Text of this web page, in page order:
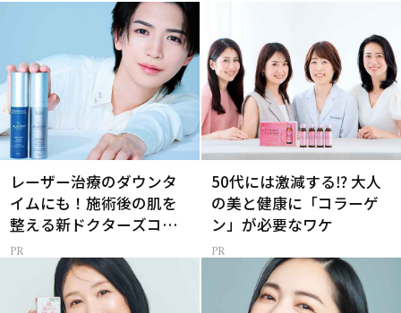
レーザー治療のダウンタ
イムにも！施術後の肌を
整える新ドクターズコス
メ
50代には激減する⁉ 大人
の美と健康に「コラーゲ
ン」が必要なワケ